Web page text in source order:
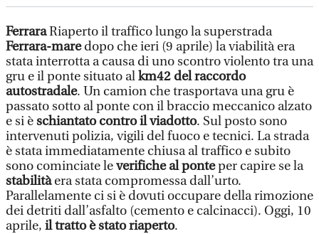
FerraraRiaperto il traffico lungo la superstrada
Ferrara-maredopo che ieri (9 aprile) la viabilità era
stata interrotta a causa di uno scontro violento tra una
gru e il ponte situato alkm42 del raccordo
autostradale. Un camion che trasportava una gru è
passato sotto al ponte con il braccio meccanico alzato
e si èschiantato contro il viadotto. Sul posto sono
intervenuti polizia, vigili del fuoco e tecnici. La strada
è stata immediatamente chiusa al traffico e subito
sono cominciate leverifiche al ponteper capire se la
stabilitàera stata compromessa dall’urto.
Parallelamente ci si è dovuti occupare della rimozione
dei detriti dall’asfalto (cemento e calcinacci). Oggi, 10
aprile, il tratto è stato riaperto.